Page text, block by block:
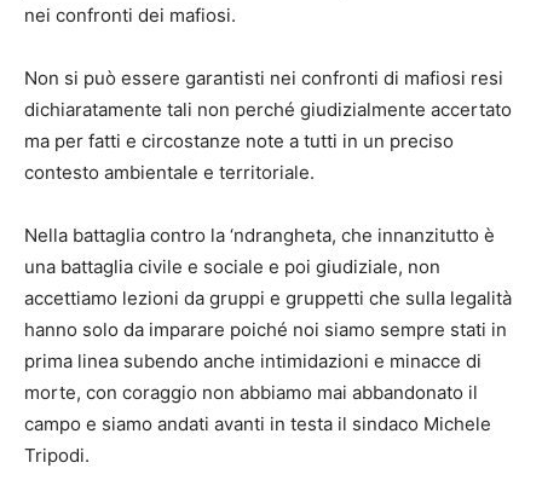
nei confronti dei mafiosi.
Non si può essere garantisti nei confronti di mafiosi resi
dichiaratamente tali non perché giudizialmente accertato
ma per fatti e circostanze note a tutti in un preciso
contesto ambientale e territoriale.
Nella battaglia contro la ‘ndrangheta, che innanzitutto è
una battaglia civile e sociale e poi giudiziale, non
accettiamo lezioni da gruppi e gruppetti che sulla legalità
hanno solo da imparare poiché noi siamo sempre stati in
prima linea subendo anche intimidazioni e minacce di
morte, con coraggio non abbiamo mai abbandonato il
campo e siamo andati avanti in testa il sindaco Michele
Tripodi.